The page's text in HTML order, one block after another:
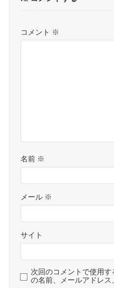
コメント ※
名前 ※
メール ※
サイト
次回のコメントで使用
の名前、メールアドレス